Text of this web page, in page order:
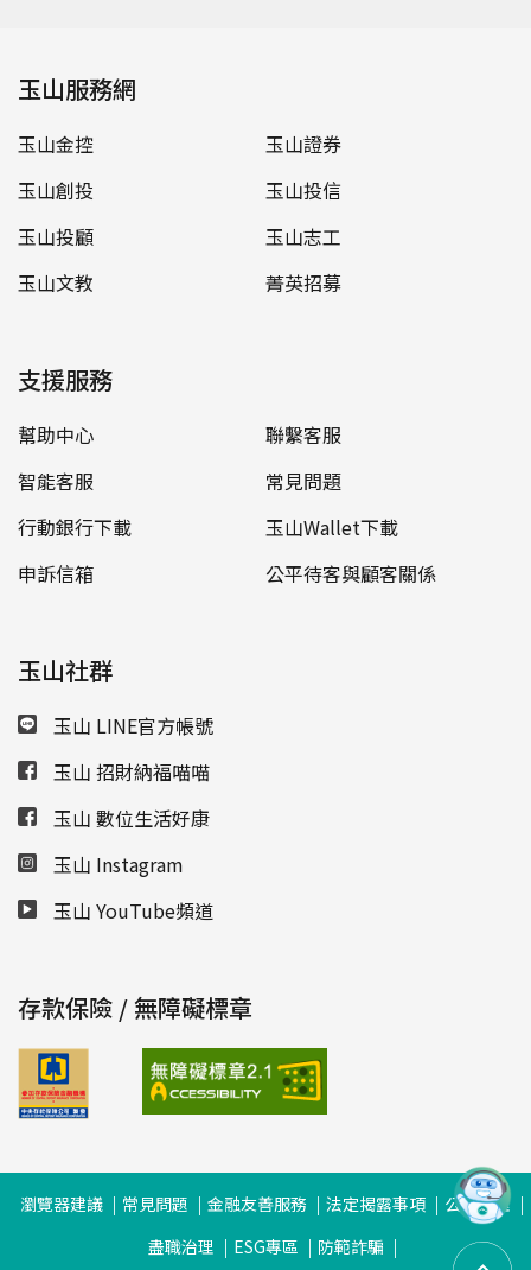
玉山服務網
玉山金控
玉山證券
玉山創投
玉山投信
玉山投顧
玉山志工
玉山文教
菁英招募
支援服務
幫助中心
聯繫客服
智能客服
常見問題
行動銀行下載
玉山Wallet下載
申訴信箱
公平待客與顧客關係
玉山社群
玉山 LINE官方帳號
玉山 招財納福喵喵
玉山 數位生活好康
玉山 Instagram
玉山 YouTube頻道
存款保險 / 無障礙標章
瀏覽器建議 常見問題 金融友善服務 法定揭露事項
公司治理
盡職治理
ESG專區 防範詐騙